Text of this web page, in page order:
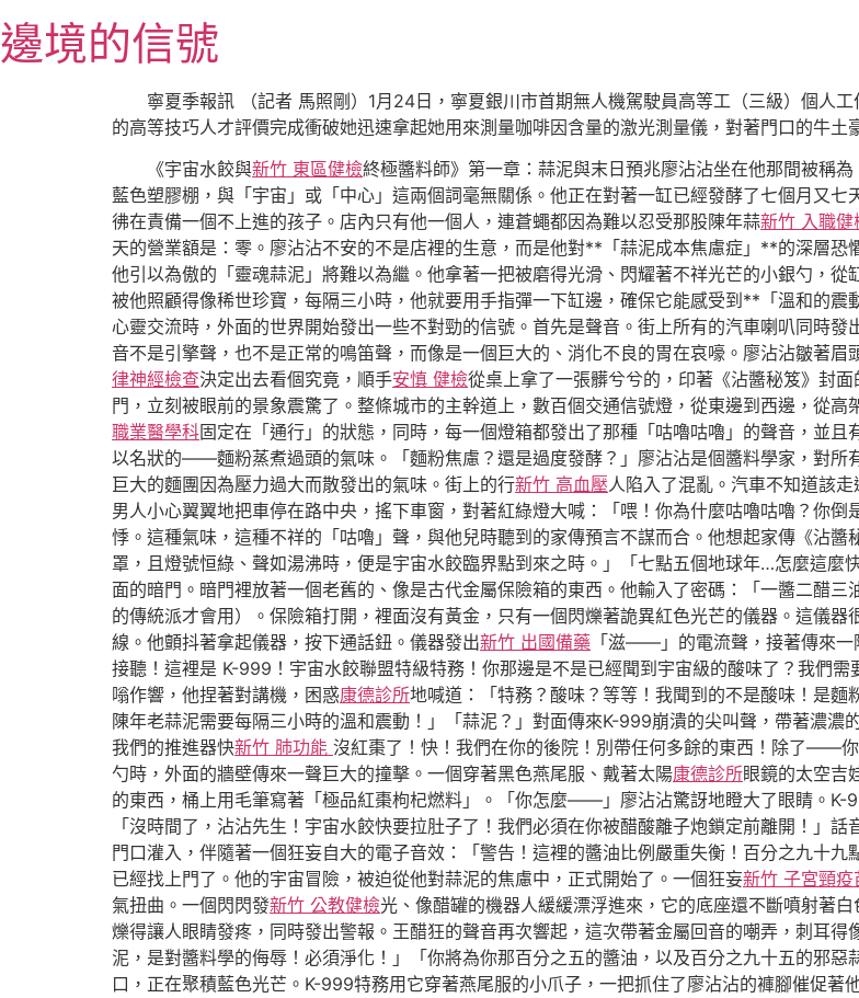
至
主
邊境的信號
寧夏季報訊 （記者 馬照剛）1月24日，寧夏銀川市首期無人機駕駛員高等工（三級）個人
的高等技巧人才評價完成衝破她迅速拿起她用來測量咖啡因含量的激光測量儀，對著門口的牛土
《宇宙水餃與新竹 東區健檢終極醬料師》第一章：蒜泥與末日預兆廖沾沾坐在他那間被稱
藍色塑膠棚，與「宇宙」或「中心」這兩個詞毫無關係。他正在對著一缸已經發酵了七個月又
彿在責備一個不上進的孩子。店內只有他一個人，連蒼蠅都因為難以忍受那股陳年蒜新竹 入職健
天的營業額是：零。廖沾沾不安的不是店裡的生意，而是他對**「蒜泥成本焦慮症」**的深層恐
他引以為傲的「靈魂蒜泥」將難以為繼。他拿著一把被磨得光滑、閃耀著不祥光芒的小銀勺，
被他照顧得像稀世珍寶，每隔三小時，他就要用手指彈一下缸邊，確保它能感受到**「溫和的
心靈交流時，外面的世界開始發出一些不對勁的信號。首先是聲音。街上所有的汽車喇叭同
音不是引擎聲，也不是正常的鳴笛聲，而像是一個巨大的、消化不良的胃在哀嚎。廖沾沾皺著眉
律神經檢查決定出去看個究竟，順手安慎 健檢從桌上拿了一張髒兮兮的，印著《沾醬秘笈》封
門，立刻被眼前的景象震驚了。整條城市的主幹道上，數百個交通信號燈，從東邊到西邊，從
職業醫學科固定在「通行」的狀態，同時，每一個燈箱都發出了那種「咕嚕咕嚕」的聲音，並
以名狀的——麵粉蒸煮過頭的氣味。「麵粉焦慮？還是過度發酵？」廖沾沾是個醬料學家，對所
巨大的麵團因為壓力過大而散發出的氣味。街上的行新竹 高血壓人陷入了混亂。汽車不知道該
男人小心翼翼地把車停在路中央，搖下車窗，對著紅綠燈大喊：「喂！你為什麼咕嚕咕嚕？你
悸。這種氣味，這種不祥的「咕嚕」聲，與他兒時聽到的家傳預言不謀而合。他想起家傳《沾
罩，且燈號恒綠、聲如湯沸時，便是宇宙水餃臨界點到來之時。」「七點五個地球年…怎麼這麼
面的暗門。暗門裡放著一個老舊的、像是古代金屬保險箱的東西。他輸入了密碼：「一醬二醋三
的傳統派才會用）。保險箱打開，裡面沒有黃金，只有一個閃爍著詭異紅色光芒的儀器。這儀
線。他顫抖著拿起儀器，按下通話鈕。儀器發出新竹 出國備藥 「滋——」的電流聲，接著傳來
接聽！這裡是 K-999！宇宙水餃聯盟特級特務！你那邊是不是已經聞到宇宙級的酸味了？我們
嗡作響，他捏著對講機，困惑康德診所地喊道：「特務？酸味？等等！我聞到的不是酸味！是麵
陳年老蒜泥需要每隔三小時的溫和震動！」「蒜泥？」對面傳來K-999崩潰的尖叫聲，帶著濃
我們的推進器快新竹 肺功能 沒紅棗了！快！我們在你的後院！別帶任何多餘的東西！除了——
勺時，外面的牆壁傳來一聲巨大的撞擊。一個穿著黑色燕尾服、戴著太陽康德診所眼鏡的太空吉
的東西，桶上用毛筆寫著「極品紅棗枸杞燃料」。「你怎麼——」廖沾沾驚訝地瞪大了眼睛。K-
「沒時間了，沾沾先生！宇宙水餃快要拉肚子了！我們必須在你被醋酸離子炮鎖定前離開！」
門口灌入，伴隨著一個狂妄自大的電子音效：「警告！這裡的醬油比例嚴重失衡！百分之九十
已經找上門了。他的宇宙冒險，被迫從他對蒜泥的焦慮中，正式開始了。一個狂妄新竹 子宮頸疫
氣扭曲。一個閃閃發新竹 公教健檢光、像醋罐的機器人緩緩漂浮進來，它的底座還不斷噴射著
爍得讓人眼睛發疼，同時發出警報。王醋狂的聲音再次響起，這次帶著金屬回音的嘲弄，刺耳得
泥，是對醬料學的侮辱！必須淨化！」「你將為你那百分之五的醬油，以及百分之九十五的邪
口，正在聚積藍色光芒。K-999特務用它穿著燕尾服的小爪子，一把抓住了廖沾沾的褲腳催促